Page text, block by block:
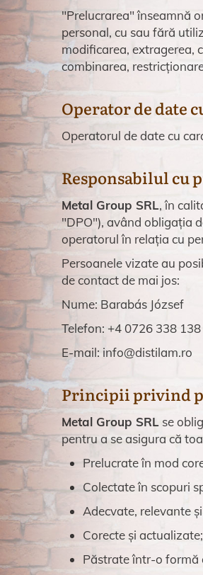
"Prelucrarea" înseamnă
personal, cu sau fără
modificarea, extragerea,
combinarea,
Operator de date
Operatorul de date cu
Responsabilul cu
Metal Group SRL, în
"DPO"), având obligația
operatorul în relația cu
Persoanele vizate au
de contact de mai jos:
Nume: Barabás József
Telefon: +4 0726 338 138
E-mail: info@distilam.ro
Principii privind
Metal Group SRL se
pentru a se asigura că
Prelucrate în mod
Colectate în scopuri
Adecvate, relevante
Corecte și actualizate;
Păstrate într-o formă